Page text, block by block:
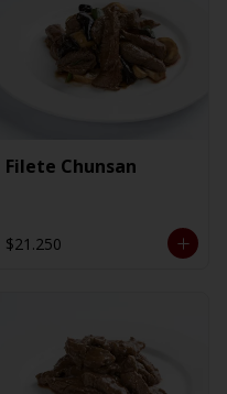
Filete Chunsan
$21.250